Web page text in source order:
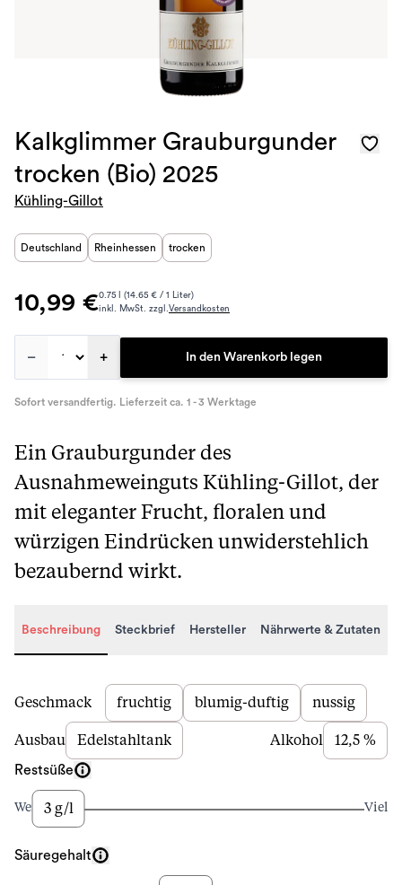
Kalkglimmer Grauburgunder
trocken (Bio) 2025
Kühling-Gillot
Deutschland Rheinhessen trocken
10,99 €0.75 l (14.65 € / 1 Liter)
inkl. MwSt. zzgl.Versandkosten
– + In den Warenkorb legen
Sofort versandfertig. Lieferzeit ca. 1 - 3 Werktage
Ein Grauburgunder des
Ausnahmeweinguts Kühling-Gillot, der
mit eleganter Frucht, floralen und
würzigen Eindrücken unwiderstehlich
bezaubernd wirkt.
Beschreibung Steckbrief Hersteller Nährwerte & Zutaten
Beschreibung
Geschmack fruchtig blumig-duftig nussig
Ausbau Edelstahltank Alkohol 12,5 %
Restsüße
Wenig3 g/l Viel
Säuregehalt